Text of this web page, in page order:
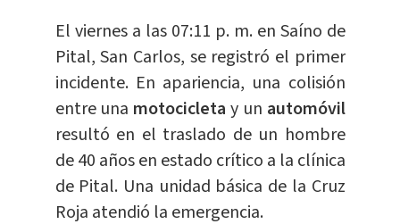
El viernes a las 07:11 p. m. en Saíno de
Pital, San Carlos, se registró el primer
incidente. En apariencia, una colisión
entre una motocicleta y un automóvil
resultó en el traslado de un hombre
de 40 años en estado crítico a la clínica
de Pital. Una unidad básica de la Cruz
Roja atendió la emergencia.